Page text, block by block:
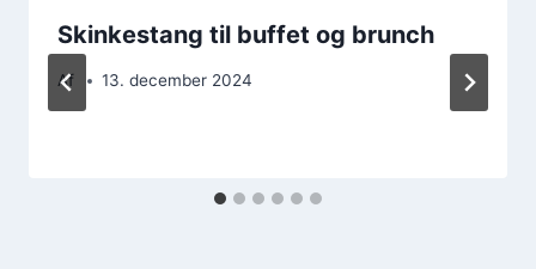
Skinkestang til buffet og brunch
Af 13. december 2024